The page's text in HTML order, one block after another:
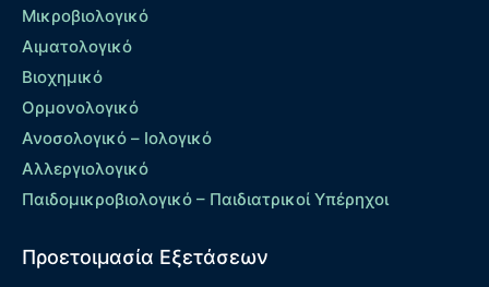
Μικροβιολογικό
Αιματολογικό
Βιοχημικό
Ορμονολογικό
Ανοσολογικό – Ιολογικό
Αλλεργιολογικό
Παιδομικροβιολογικό – Παιδιατρικοί Υπέρηχοι
Προετοιμασία Εξετάσεων